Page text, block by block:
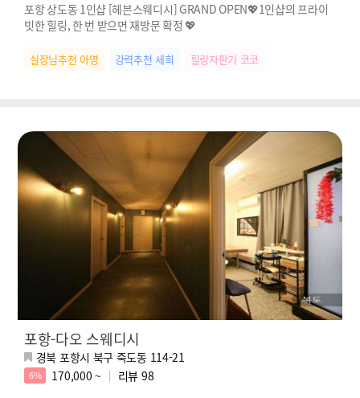
포항 상도동 1인샵 [헤븐스웨디시] GRAND OPEN💖1인샵의 프라이
빗한 힐링, 한 번 받으면 재방문 확정 💖
실장님추천 아영 강력추천 세희 힐링자판기 코코
포항-다오 스웨디시
경북 포항시 북구 죽도동 114-21
6% 170,000 ~ 리뷰 98